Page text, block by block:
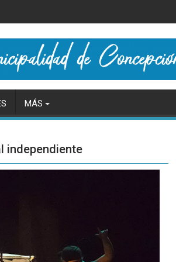
MÁS
independiente